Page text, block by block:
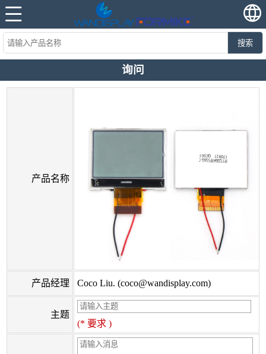
搜索
询问
产品名称
产品经理 Coco Liu. (coco@wandisplay.com)
主题
(* 要求 )